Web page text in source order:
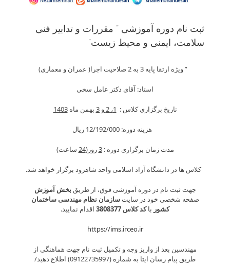
ثبت نام دوره آموزشی ” مقررات و تدابیر فنی
سلامت، ایمنی و محیط زیست”
” ویژه ارتقا پایه 3 به 2 صلاحیت اجرا( عمران و معماری)
استاد: آقای دکتر عامل سخی
تاریخ برگزاری کلاس : 1، 2 و 3 بهمن ماه1403
هزینه دوره: 12/192/000 ريال
مدت زمان برگزاری دوره :3روز(24 ساعت)
کلاس ها در دانشگاه آزاد اسلامی واحد شاهرود برگزار خواهد شد.
جهت ثبت نام در دوره آموزشی فوق، از طریق بخش آموزش
صفحه شخصی خود در سایتسازمان نظام مهندسی ساختمان
کشور باکد کلاس 3808377 اقدام نمایید.
https://ims.irceo.ir
مهندسین بعد از واریز وجه و تکمیل ثبت نام جهت هماهنگی از
طریق پیام رسان ایتا به شماره (09122735997) اطلاع دهید/